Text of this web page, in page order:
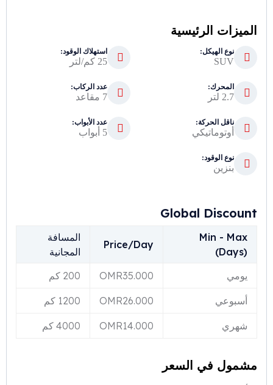
الميزات الرئيسية
نوع الهيكل:
SUV
استهلاك الوقود:
25 كم/لتر
المحرك:
2.7 لتر
عدد الركاب:
7 مقاعد
ناقل الحركة:
أوتوماتيكي
عدد الأبواب:
5 أبواب
نوع الوقود:
بنزين
Global Discount
Min - Max
(Days)
Price/Day
المسافة
المجانية
يومي
OMR35.000 200 كم
أسبوعي OMR26.000 1200 كم
شهري OMR14.000 4000 كم
مشمول في السعر